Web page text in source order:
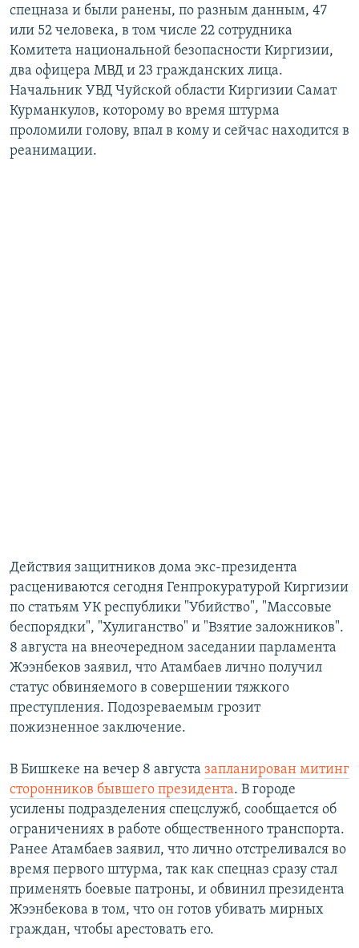
спецназа и были ранены, по разным данным, 47
или 52 человека, в том числе 22 сотрудника
Комитета национальной безопасности Киргизии,
два офицера МВД и 23 гражданских лица.
Начальник УВД Чуйской области Киргизии Самат
Курманкулов, которому во время штурма
проломили голову, впал в кому и сейчас находится в
реанимации.
Действия защитников дома экс-президента
расцениваются сегодня Генпрокуратурой Киргизии
по статьям УК республики "Убийство", "Массовые
беспорядки", "Хулиганство" и "Взятие заложников".
8 августа на внеочередном заседании парламента
Жээнбеков заявил, что Атамбаев лично получил
статус обвиняемого в совершении тяжкого
преступления. Подозреваемым грозит
пожизненное заключение.
В Бишкеке на вечер 8 августа запланирован митинг
сторонников бывшего президента. В городе
усилены подразделения спецслужб, сообщается об
ограничениях в работе общественного транспорта.
Ранее Атамбаев заявил, что лично отстреливался во
время первого штурма, так как спецназ сразу стал
применять боевые патроны, и обвинил президента
Жээнбекова в том, что он готов убивать мирных
граждан, чтобы арестовать его.